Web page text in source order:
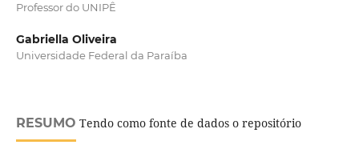
Professor do UNIPÊ
Gabriella Oliveira
Universidade Federal da Paraíba
RESUMO Tendo como fonte de dados o repositório